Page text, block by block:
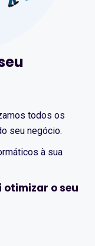
todos os
seu negócio.
à sua
otimizar o seu